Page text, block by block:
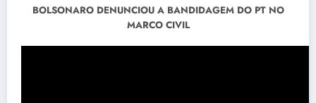
BOLSONARO DENUNCIOU A BANDIDAGEM DO PT NO
MARCO CIVIL